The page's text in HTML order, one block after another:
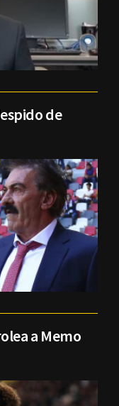
de
a Memo